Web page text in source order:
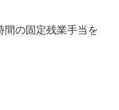
の固定残業手当を